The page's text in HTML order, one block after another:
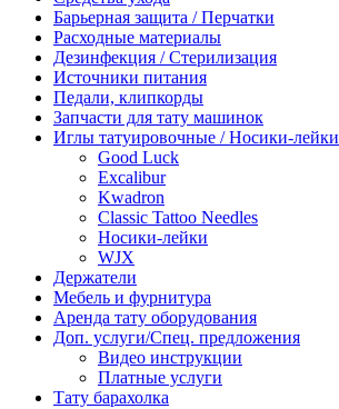
Барьерная защита / Перчатки
Расходные материалы
Дезинфекция / Стерилизация
Источники питания
Педали, клипкорды
Запчасти для тату машинок
Иглы татуировочные / Носики-лейки
Good Luck
Excalibur
Kwadron
Classic Tattoo Needles
Носики-лейки
WJX
Держатели
Мебель и фурнитура
Аренда тату оборудования
Доп. услуги/Спец. предложения
Видео инструкции
Платные услуги
Тату барахолка